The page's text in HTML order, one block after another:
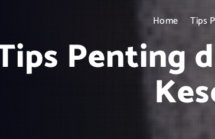
Home Tips
Penting